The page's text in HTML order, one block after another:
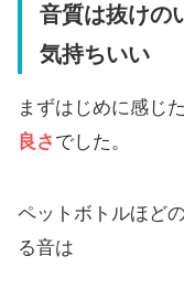
音質は抜けの
気持ちいい
まずはじめに感じ
良さ でした。
ペットボトルほど
る音は